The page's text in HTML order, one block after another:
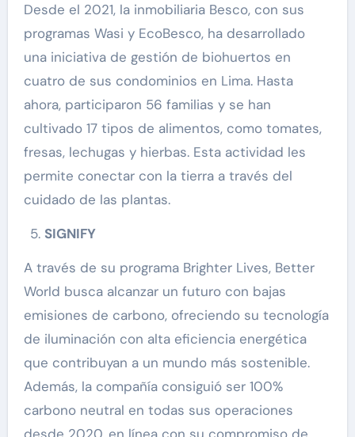
Desde el 2021, la inmobiliaria Besco, con sus
programas Wasi y EcoBesco, ha desarrollado
una iniciativa de gestión de biohuertos en
cuatro de sus condominios en Lima. Hasta
ahora, participaron 56 familias y se han
cultivado 17 tipos de alimentos, como tomates,
fresas, lechugas y hierbas. Esta actividad les
permite conectar con la tierra a través del
cuidado de las plantas.
SIGNIFY
A través de su programa Brighter Lives, Better
World busca alcanzar un futuro con bajas
emisiones de carbono, ofreciendo su tecnología
de iluminación con alta eficiencia energética
que contribuyan a un mundo más sostenible.
Además, la compañía consiguió ser 100%
carbono neutral en todas sus operaciones